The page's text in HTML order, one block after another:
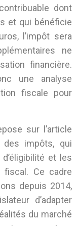
dont
et qui bénéficie
l’impôt sera
ne
financière.
une analyse
fiscale pour
sur l’article
des impôts, qui
et les
fiscal. Ce cadre
depuis 2014,
d’adapter
du marché